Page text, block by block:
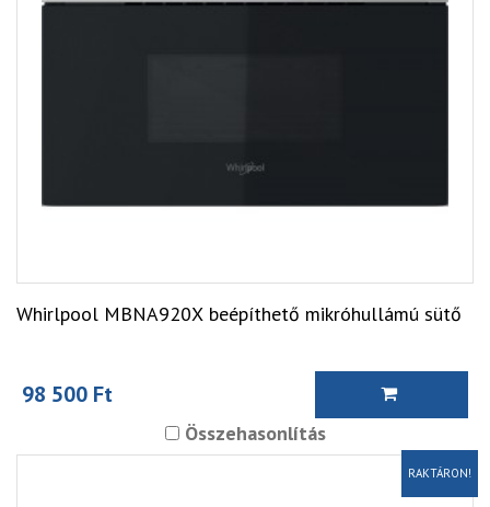
Whirlpool MBNA920X beépíthető mikróhullámú sütő
98 500 Ft
Összehasonlítás
RAKTÁRON!